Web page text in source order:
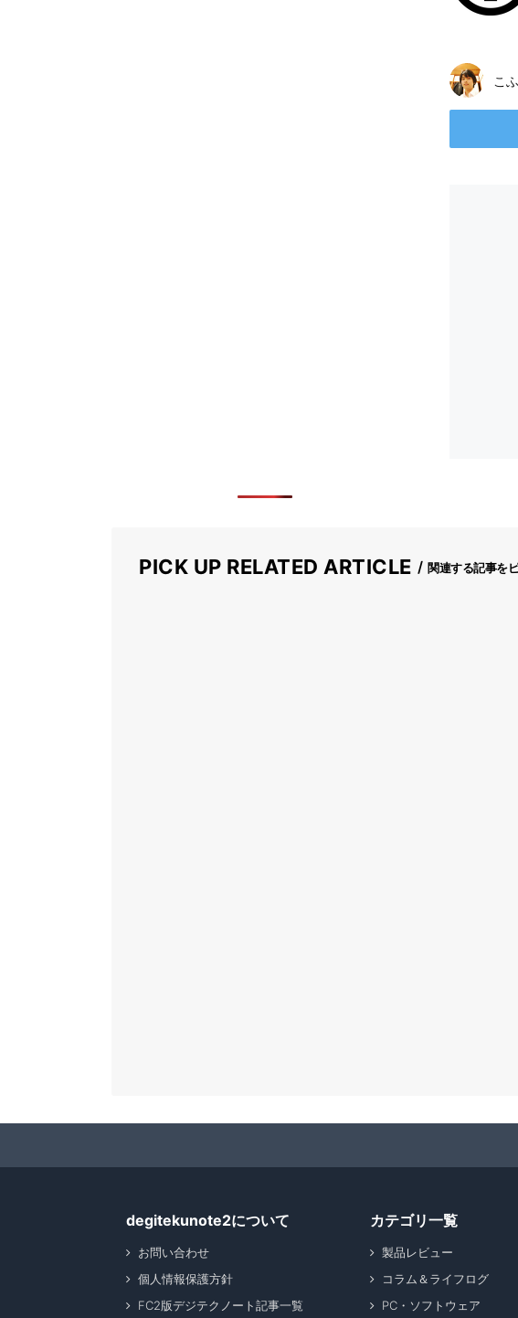
こ
PICK UP RELATED ARTICLE 関連する記事を
degitekunote2について
お問い合わせ
個人情報保護方針
FC2版デジテクノート記事一覧
カテゴリ一覧
製品レビュー
コラム＆ライフログ
PC・ソフトウェア